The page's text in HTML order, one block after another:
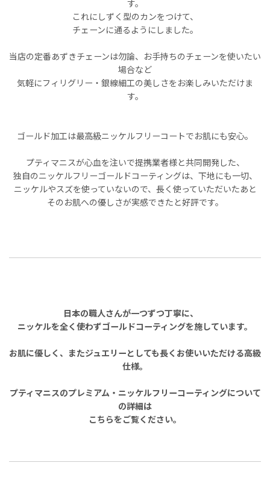
す。
これにしずく型のカンをつけて、
チェーンに通るようにしました。
当店の定番あずきチェーンは勿論、お手持ちのチェーンを使いたい
場合など
気軽にフィリグリー・銀線細工の美しさをお楽しみいただけま
す。
ゴールド加工は最高級ニッケルフリーコートでお肌にも安心。
プティマニスが心血を注いで提携業者様と共同開発した、
独自のニッケルフリーゴールドコーティングは、下地にも一切、
ニッケルやスズを使っていないので、長く使っていただいたあと
そのお肌への優しさが実感できたと好評です。
日本の職人さんが一つずつ丁寧に、
ニッケルを全く使わずゴールドコーティングを施しています。
お肌に優しく、またジュエリーとしても長くお使いいただける高級
仕様。
プティマニスのプレミアム・ニッケルフリーコーティングについて
の詳細は
こちらをご覧ください。